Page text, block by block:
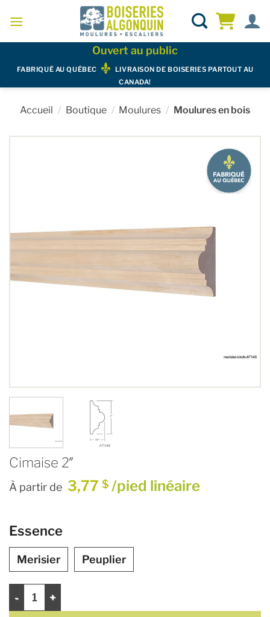
Ouvert au public
FABRIQUÉ AU QUÉBEC
LIVRAISON DE BOISERIES PARTOUT AU
CANADA!
Accueil / Boutique / Moulures / Moulures en bois
Cimaise 2″
À partir de 3,77 $ /pied linéaire
Essence
Merisier Peuplier